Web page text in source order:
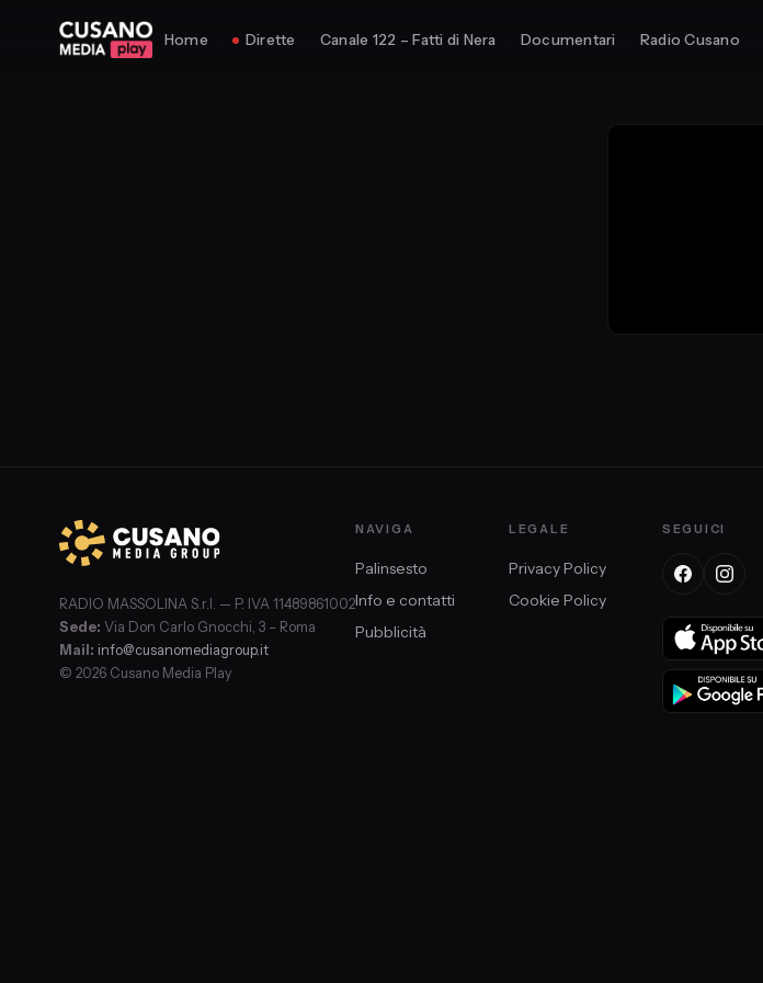
Home Dirette Canale 122 – Fatti di Nera Documentari Radio Cusano
RADIO MASSOLINA S.r.l. — P. IVA 11489861002
Sede: Via Don Carlo Gnocchi, 3 – Roma
Mail: info@cusanomediagroup.it
© 2026 Cusano Media Play
NAVIGA
Palinsesto
Info e contatti
Pubblicità
LEGALE
Privacy Policy
Cookie Policy
SEGUICI